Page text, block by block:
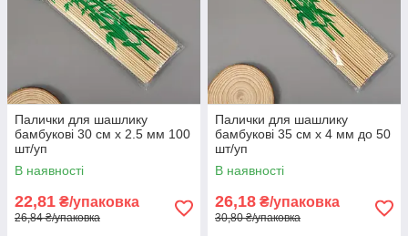
Палички для шашлику
бамбукові 30 см х 2.5 мм 100
шт/уп
В наявності
22,81 ₴/упаковка
26,84 ₴/упаковка
Палички для шашлику
бамбукові 35 см х 4 мм до 50
шт/уп
В наявності
26,18 ₴/упаковка
30,80 ₴/упаковка